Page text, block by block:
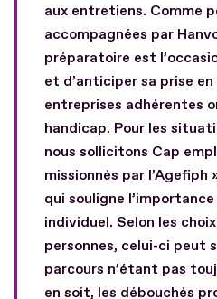
aux entretiens. Comme
accompagnées par
préparatoire est
et d’anticiper sa prise
entreprises adhérentes
handicap. Pour les
nous sollicitons Cap
missionnés par
qui souligne
individuel. Selon les
personnes, celui-ci peut
parcours n’étant pas
en soit, les débouchés